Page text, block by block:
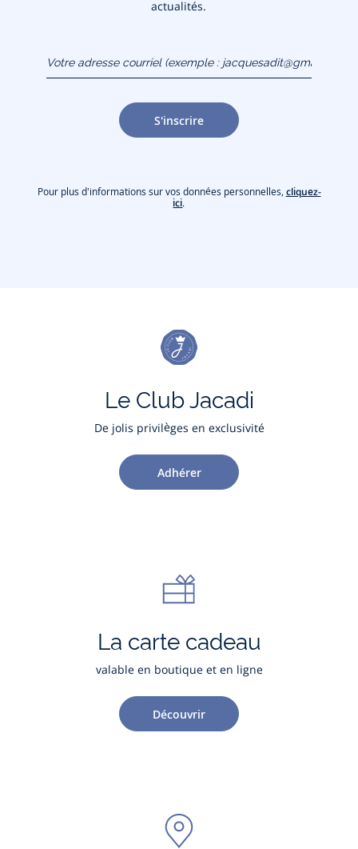
actualités.
(exemple :
jacquesadit@gmail.com)
S'inscrire
Pour plus d'informations sur vos données personnelles, cliquez-
ici.
Le Club Jacadi
De jolis privilèges en exclusivité
Adhérer
La carte cadeau
valable en boutique et en ligne
Découvrir